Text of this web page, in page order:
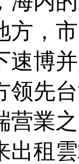
，
速博
领先
营業
出租